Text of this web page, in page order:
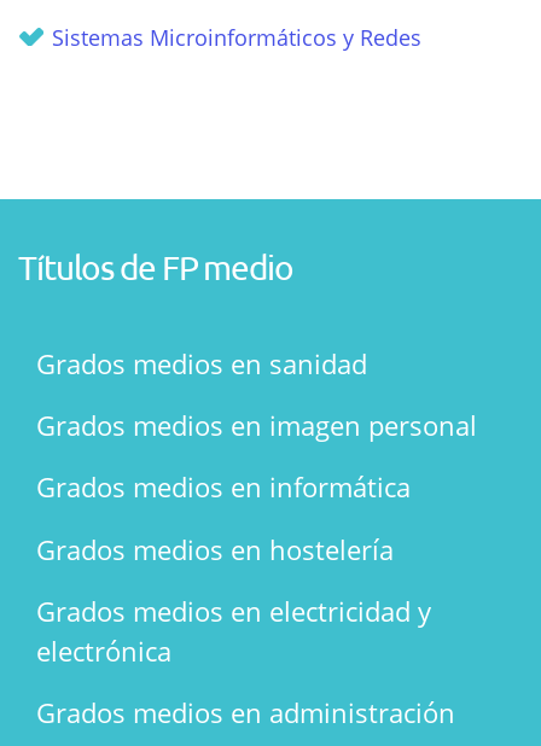
Sistemas Microinformáticos y Redes
Títulos de FP medio
Grados medios en sanidad
Grados medios en imagen personal
Grados medios en informática
Grados medios en hostelería
Grados medios en electricidad y
electrónica
Grados medios en administración